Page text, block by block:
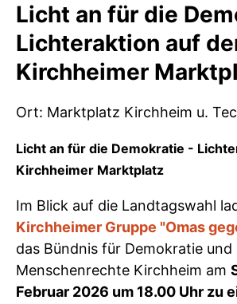
Licht an für die
Lichteraktion auf
Kirchheimer
Ort: Marktplatz Kirchheim u.
Licht an für die Demokratie -
Kirchheimer Marktplatz
Im Blick auf die Landtagswahl
Kirchheimer Gruppe "Omas
das Bündnis für Demokratie und
Menschenrechte Kirchheim am
Februar 2026 um 18.00 Uhr zu